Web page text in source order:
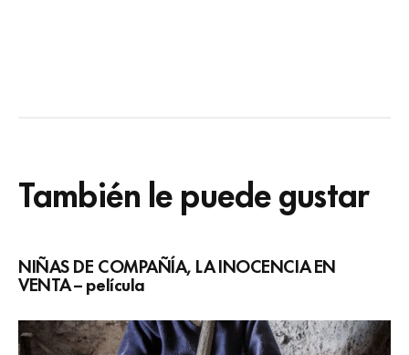
También le puede gustar
NIÑAS DE COMPAÑÍA, LA INOCENCIA EN
VENTA – película